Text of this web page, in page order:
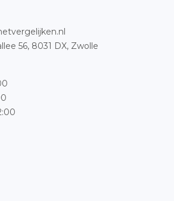
56, 8031 DX, Zwolle